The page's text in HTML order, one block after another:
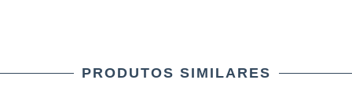
PRODUTOS SIMILARES